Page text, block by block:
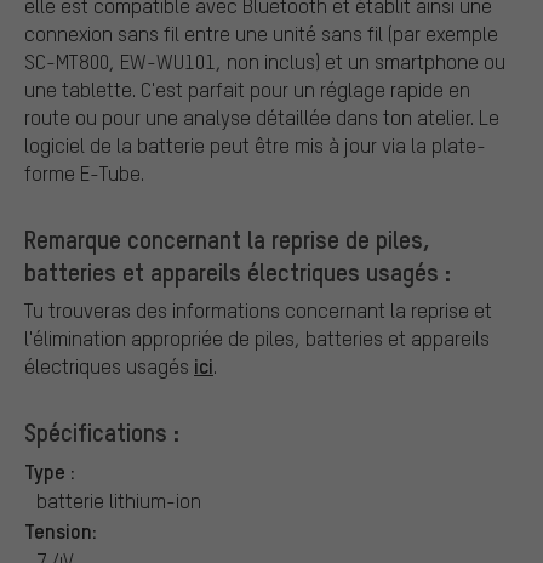
connexion sans fil entre une unité sans fil (par exemple
SC-MT800, EW-WU101, non inclus) et un smartphone ou
une tablette. C'est parfait pour un réglage rapide en
route ou pour une analyse détaillée dans ton atelier. Le
logiciel de la batterie peut être mis à jour via la plate-
forme E-Tube.
Remarque concernant la reprise de piles,
batteries et appareils électriques usagés :
Tu trouveras des informations concernant la reprise et
l'élimination appropriée de piles, batteries et appareils
électriques usagés ici.
Spécifications :
Type :
batterie lithium-ion
Tension: